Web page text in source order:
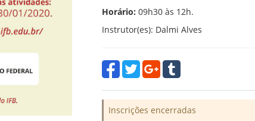
Horário: 09h30 às 12h.
Instrutor(es): Dalmi Alves
Inscrições encerradas